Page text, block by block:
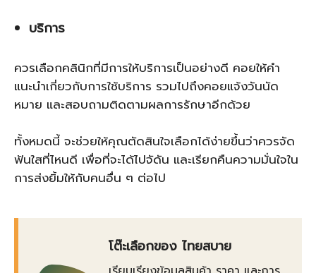
บริการ
ควรเลือกคลินิกที่มีการให้บริการเป็นอย่างดี คอยให้คำ
แนะนำเกี่ยวกับการใช้บริการ รวมไปถึงคอยแจ้งวันนัด
หมาย และสอบถามติดตามผลการรักษาอีกด้วย
ทั้งหมดนี้ จะช่วยให้คุณตัดสินใจเลือกได้ง่ายขึ้นว่าควรจัด
ฟันใสที่ไหนดี เพื่อที่จะได้ไปจัดัน และเรียกคืนความมั่นใจใน
การส่งยิ้มให้กับคนอื่น ๆ ต่อไป
โต๊ะเลือกของ ไทยสบาย